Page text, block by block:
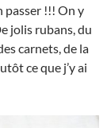
passer !!! On y
jolis rubans, du
carnets, de la
ce que j’y ai